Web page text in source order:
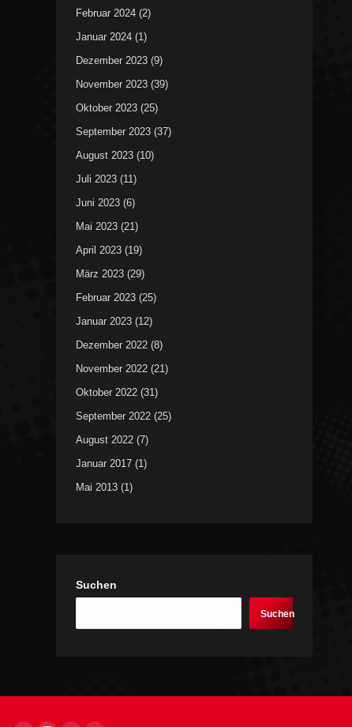
Februar 2024 (2)
Januar 2024 (1)
Dezember 2023 (9)
November 2023 (39)
Oktober 2023 (25)
September 2023 (37)
August 2023 (10)
Juli 2023 (11)
Juni 2023 (6)
Mai 2023 (21)
April 2023 (19)
März 2023 (29)
Februar 2023 (25)
Januar 2023 (12)
Dezember 2022 (8)
November 2022 (21)
Oktober 2022 (31)
September 2022 (25)
August 2022 (7)
Januar 2017 (1)
Mai 2013 (1)
Suchen
Suchen